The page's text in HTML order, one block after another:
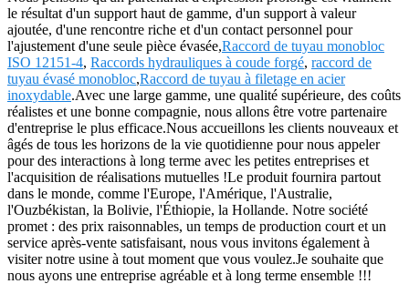
le résultat d'un support haut de gamme, d'un support à valeur
ajoutée, d'une rencontre riche et d'un contact personnel pour
l'ajustement d'une seule pièce évasée,Raccord de tuyau monobloc
ISO 12151-4, Raccords hydrauliques à coude forgé, raccord de
tuyau évasé monobloc,Raccord de tuyau à filetage en acier
inoxydable.Avec une large gamme, une qualité supérieure, des coûts
réalistes et une bonne compagnie, nous allons être votre partenaire
d'entreprise le plus efficace.Nous accueillons les clients nouveaux et
âgés de tous les horizons de la vie quotidienne pour nous appeler
pour des interactions à long terme avec les petites entreprises et
l'acquisition de réalisations mutuelles !Le produit fournira partout
dans le monde, comme l'Europe, l'Amérique, l'Australie,
l'Ouzbékistan, la Bolivie, l'Éthiopie, la Hollande. Notre société
promet : des prix raisonnables, un temps de production court et un
service après-vente satisfaisant, nous vous invitons également à
visiter notre usine à tout moment que vous voulez.Je souhaite que
nous ayons une entreprise agréable et à long terme ensemble !!!